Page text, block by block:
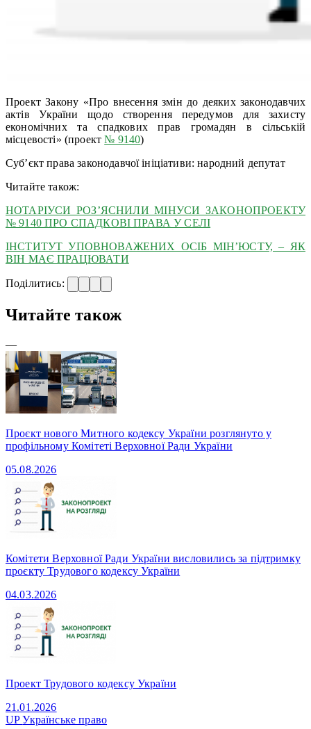
Проект Закону «Про внесення змін до деяких законодавчих
актів України щодо створення передумов для захисту
економічних та спадкових прав громадян в сільській
місцевості» (проект№ 9140)
Суб’єкт права законодавчої ініціативи: народний депутат
Читайте також:
НОТАРІУСИ РОЗ’ЯСНИЛИ МІНУСИ ЗАКОНОПРОЕКТУ
№ 9140 ПРО СПАДКОВІ ПРАВА У СЕЛІ
ІНСТИТУТ УПОВНОВАЖЕНИХ ОСІБ МІН’ЮСТУ, – ЯК
ВІН МАЄ ПРАЦЮВАТИ
Поділитись:
Читайте також
—
Проєкт нового Митного кодексу України розглянуто у
профільному Комітеті Верховної Ради України
05.08.2026
Комітети Верховної Ради України висловились за підтримку
проєкту Трудового кодексу України
04.03.2026
Проект Трудового кодексу України
21.01.2026
UPУкраїнське право